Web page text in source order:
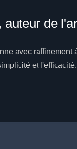
auteur de
avec
et l'efficacité.